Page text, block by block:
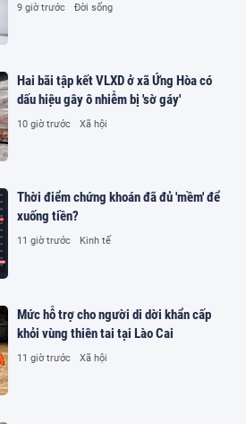
9 giờ trước Đời sống
Hai bãi tập kết VLXD ở xã Ứng Hòa có
dấu hiệu gây ô nhiễm bị 'sờ gáy'
10 giờ trước Xã hội
Thời điểm chứng khoán đã đủ 'mềm' để
xuống tiền?
11 giờ trước Kinh tế
Mức hỗ trợ cho người di dời khẩn cấp
khỏi vùng thiên tai tại Lào Cai
11 giờ trước Xã hội